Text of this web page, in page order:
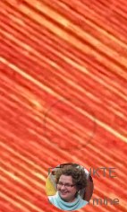
PRODUKTE
von Hermine